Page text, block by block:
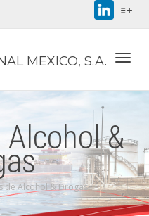
&
de Alcohol & Drogas